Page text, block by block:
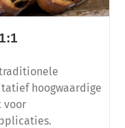
traditionele
hoogwaardige
voor